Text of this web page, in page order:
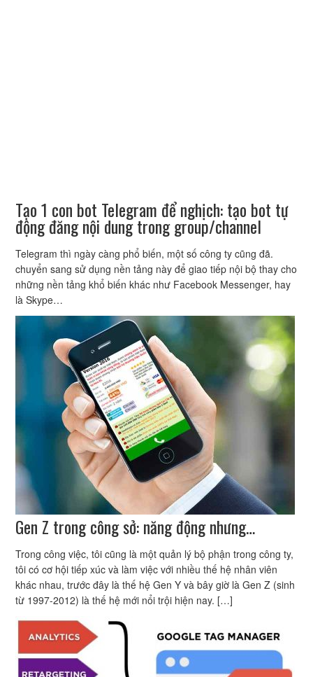
Tạo 1 con bot Telegram để nghịch: tạo bot tự
động đăng nội dung trong group/channel
Telegram thì ngày càng phổ biến, một số công ty cũng đã.
chuyển sang sử dụng nền tảng này để giao tiếp nội bộ thay cho
những nền tảng khổ biến khác như Facebook Messenger, hay
là Skype…
Gen Z trong công sở: năng động nhưng…
Trong công việc, tôi cũng là một quản lý bộ phận trong công ty,
tôi có cơ hội tiếp xúc và làm việc với nhiều thế hệ nhân viên
khác nhau, trước đây là thế hệ Gen Y và bây giờ là Gen Z (sinh
từ 1997-2012) là thế hệ mới nổi trội hiện nay. […]